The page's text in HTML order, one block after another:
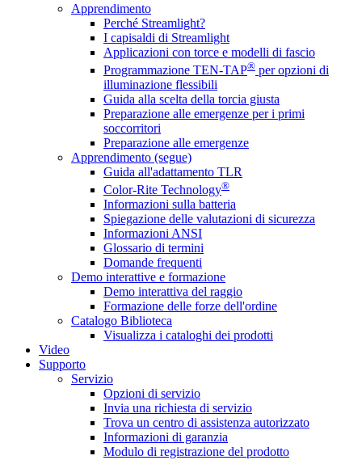
Apprendimento
Perché Streamlight?
I capisaldi di Streamlight
Applicazioni con torce e modelli di fascio
Programmazione TEN-TAP® per opzioni di
illuminazione flessibili
Guida alla scelta della torcia giusta
Preparazione alle emergenze per i primi
soccorritori
Preparazione alle emergenze
Apprendimento (segue)
Guida all'adattamento TLR
Color-Rite Technology®
Informazioni sulla batteria
Spiegazione delle valutazioni di sicurezza
Informazioni ANSI
Glossario di termini
Domande frequenti
Demo interattive e formazione
Demo interattiva del raggio
Formazione delle forze dell'ordine
Catalogo Biblioteca
Visualizza i cataloghi dei prodotti
Video
Supporto
Servizio
Opzioni di servizio
Invia una richiesta di servizio
Trova un centro di assistenza autorizzato
Informazioni di garanzia
Modulo di registrazione del prodotto